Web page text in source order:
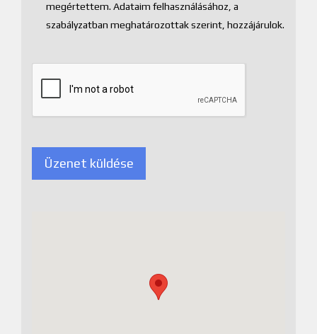
megértettem. Adataim felhasználásához, a
szabályzatban meghatározottak szerint, hozzájárulok.
Üzenet küldése